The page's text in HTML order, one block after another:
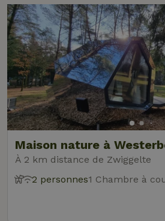
Maison nature à
À 2 km distance de Zwiggelte
2 personnes1 Chambre à